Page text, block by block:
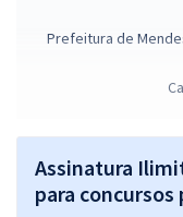
Prefeitura de
Assinatura
para